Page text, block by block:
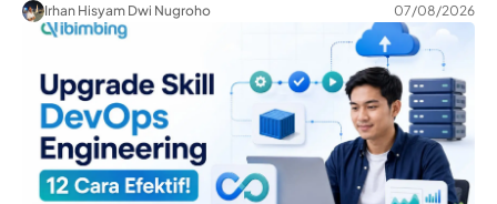
Irhan Hisyam Dwi Nugroho
07/08/2026